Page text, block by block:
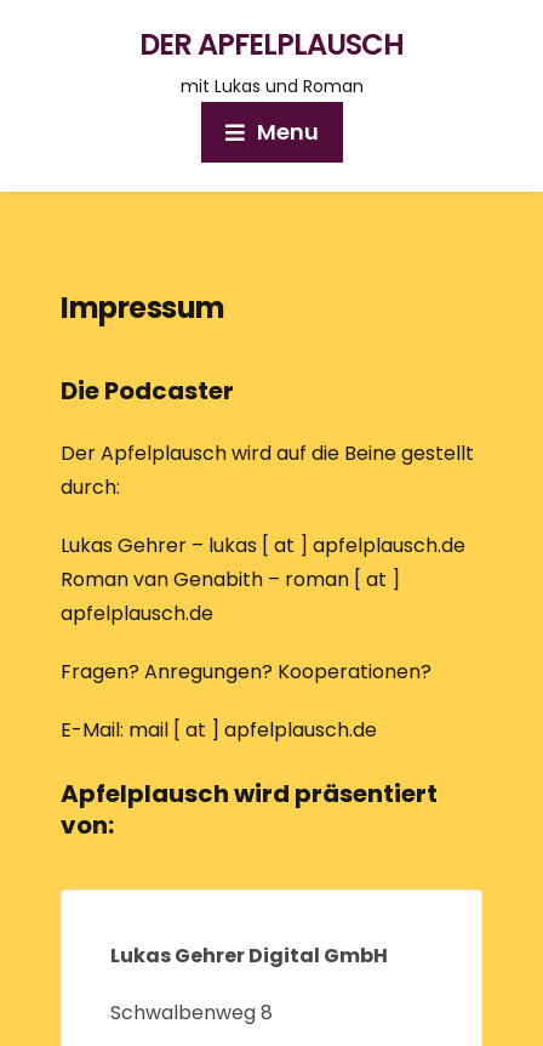
DER APFELPLAUSCH
mit Lukas und Roman
Menu
Impressum
Die Podcaster
Der Apfelplausch wird auf die Beine gestellt
durch:
Lukas Gehrer – lukas [ at ] apfelplausch.de
Roman van Genabith – roman [ at ]
apfelplausch.de
Fragen? Anregungen? Kooperationen?
E-Mail: mail [ at ] apfelplausch.de
Apfelplausch wird präsentiert
von:
Lukas Gehrer Digital GmbH
Schwalbenweg 8